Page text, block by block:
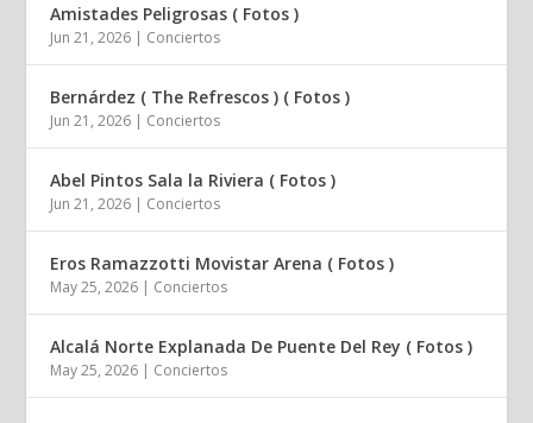
Amistades Peligrosas ( Fotos )
Jun 21, 2026 | Conciertos
Bernárdez ( The Refrescos ) ( Fotos )
Jun 21, 2026 | Conciertos
Abel Pintos Sala la Riviera ( Fotos )
Jun 21, 2026 | Conciertos
Eros Ramazzotti Movistar Arena ( Fotos )
May 25, 2026 | Conciertos
Alcalá Norte Explanada De Puente Del Rey ( Fotos )
May 25, 2026 | Conciertos